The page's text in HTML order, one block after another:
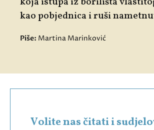
kao pobjednica i ruši
Piše: Martina Marinković
Volite nas čitati i